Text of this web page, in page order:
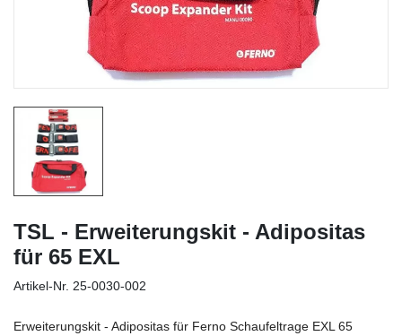
TSL - Erweiterungskit - Adipositas
für 65 EXL
Artikel-Nr. 25-0030-002
Erweiterungskit - Adipositas für Ferno Schaufeltrage EXL 65